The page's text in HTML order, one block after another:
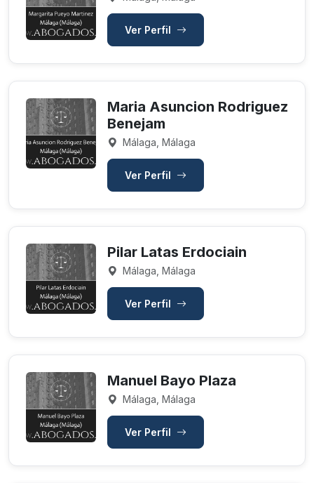
Ver Perfil
Maria Asuncion Rodriguez
Benejam
Málaga, Málaga
Ver Perfil
Pilar Latas Erdociain
Málaga, Málaga
Ver Perfil
Manuel Bayo Plaza
Málaga, Málaga
Ver Perfil